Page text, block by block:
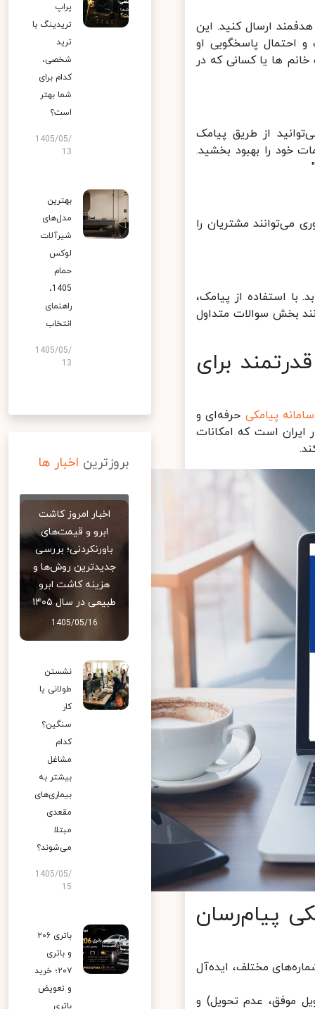
ارسال کنید. این
پاسخگویی او
ها یا کسانی که در
از طریق پیامک
خود را بهبود بخشید.
مشتریان را
استفاده از پیامک،
بخش سوالات متداول
برای
پیامکیحرفه‌ای و
ایران است که امکانات
پیام‌رسان
مختلف، ایده‌آل
موفق، عدم تحویل) و
پراپ
تریدینگ با
ترید
شخصی،
کدام برای
شما بهتر
است؟
1405/05/
13
بهترین
مدل‌های
شیرآلات
لوکس
حمام
1405،
راهنمای
انتخاب
1405/05/
13
بروزترین اخبار ها
اخبار امروز کاشت
ابرو و قیمت‌های
باورنکردنی؛ بررسی
جدیدترین روش‌ها و
هزینه کاشت ابرو
طبیعی در سال ۱۴۰۵
1405/05/16
نشستن
طولانی یا
کار
سنگین؟
کدام
مشاغل
بیشتر به
بیماری‌های
مقعدی
مبتلا
می‌شوند؟
1405/05/
15
باتری ۲۰۶
و باتری
۲۰۷؛ خرید
و تعویض
باتری